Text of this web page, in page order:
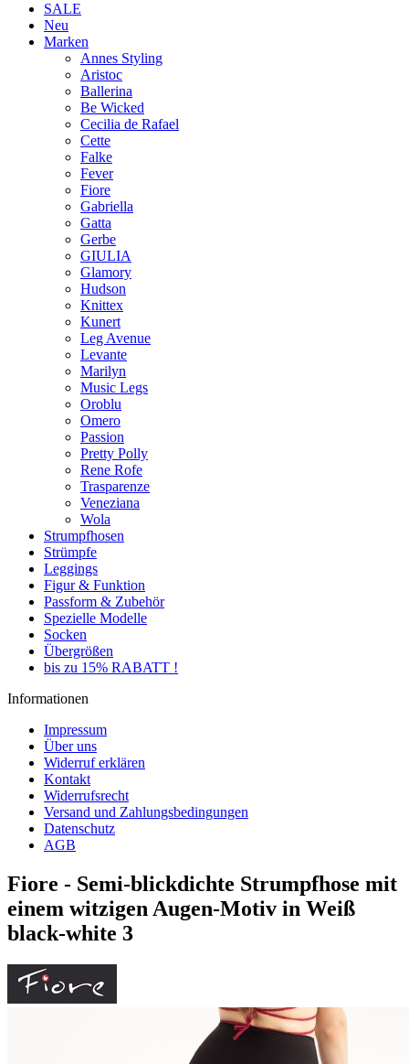
SALE
Neu
Marken
Annes Styling
Aristoc
Ballerina
Be Wicked
Cecilia de Rafael
Cette
Falke
Fever
Fiore
Gabriella
Gatta
Gerbe
GIULIA
Glamory
Hudson
Knittex
Kunert
Leg Avenue
Levante
Marilyn
Music Legs
Oroblu
Omero
Passion
Pretty Polly
Rene Rofe
Trasparenze
Veneziana
Wola
Strumpfhosen
Strümpfe
Leggings
Figur & Funktion
Passform & Zubehör
Spezielle Modelle
Socken
Übergrößen
bis zu 15% RABATT !
Informationen
Impressum
Über uns
Widerruf erklären
Kontakt
Widerrufsrecht
Versand und Zahlungsbedingungen
Datenschutz
AGB
Fiore - Semi-blickdichte Strumpfhose mit
einem witzigen Augen-Motiv in Weiß
black-white 3